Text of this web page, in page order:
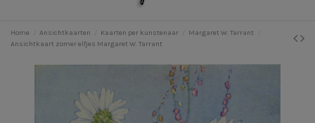
Home Ansichtkaarten Kaarten per kunstenaar
Margaret W. Tarrant
Ansichtkaart zomer elfjes Margaret W. Tarrant